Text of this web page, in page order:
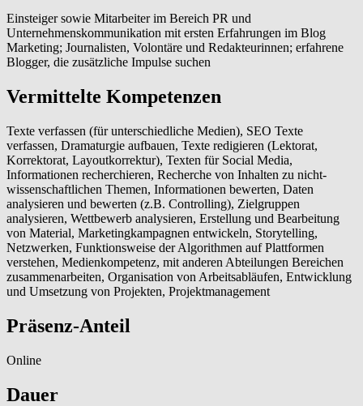
Einsteiger sowie Mitarbeiter im Bereich PR und
Unternehmenskommunikation mit ersten Erfahrungen im Blog
Marketing; Journalisten, Volontäre und Redakteurinnen; erfahrene
Blogger, die zusätzliche Impulse suchen
Vermittelte Kompetenzen
Texte verfassen (für unterschiedliche Medien), SEO Texte
verfassen, Dramaturgie aufbauen, Texte redigieren (Lektorat,
Korrektorat, Layoutkorrektur), Texten für Social Media,
Informationen recherchieren, Recherche von Inhalten zu nicht-
wissenschaftlichen Themen, Informationen bewerten, Daten
analysieren und bewerten (z.B. Controlling), Zielgruppen
analysieren, Wettbewerb analysieren, Erstellung und Bearbeitung
von Material, Marketingkampagnen entwickeln, Storytelling,
Netzwerken, Funktionsweise der Algorithmen auf Plattformen
verstehen, Medienkompetenz, mit anderen Abteilungen Bereichen
zusammenarbeiten, Organisation von Arbeitsabläufen, Entwicklung
und Umsetzung von Projekten, Projektmanagement
Präsenz-Anteil
Online
Dauer